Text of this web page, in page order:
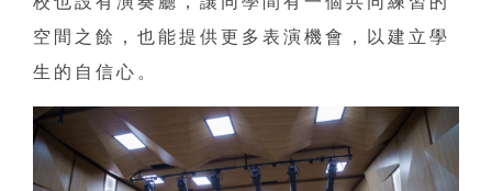
空間之餘，也能提供更多表演機會，以建立學
生的自信心。